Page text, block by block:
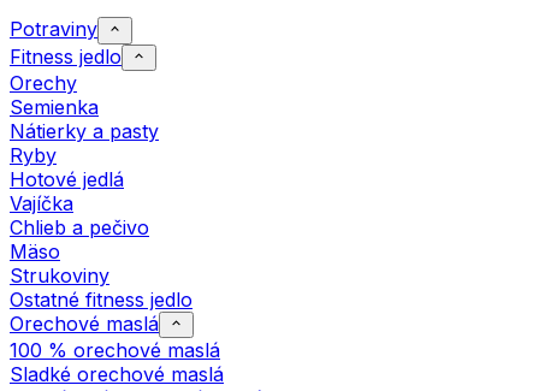
Potraviny
Fitness jedlo
Orechy
Semienka
Nátierky a pasty
Ryby
Hotové jedlá
Vajíčka
Chlieb a pečivo
Mäso
Strukoviny
Ostatné fitness jedlo
Orechové maslá
100 % orechové maslá
Sladké orechové maslá